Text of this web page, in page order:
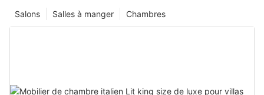
Chambres
Salles à manger
Salons